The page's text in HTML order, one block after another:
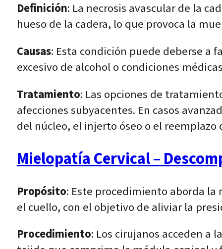
Definición: La necrosis avascular de la
hueso de la cadera, lo que provoca la
Causas: Esta condición puede deberse a
excesivo de alcohol o condiciones
Tratamiento: Las opciones de
afecciones subyacentes. En casos
del núcleo, el injerto óseo o el reemplazo
Mielopatía Cervical –
Propósito: Este procedimiento aborda
el cuello, con el objetivo de aliviar la
Procedimiento: Los cirujanos acceden a